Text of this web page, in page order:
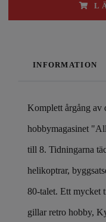
INFORMATION
Komplett årgång av
hobbymagasinet
till 8. Tidningarna
helikoptrar,
80-talet. Ett mycket
gillar retro hobby,